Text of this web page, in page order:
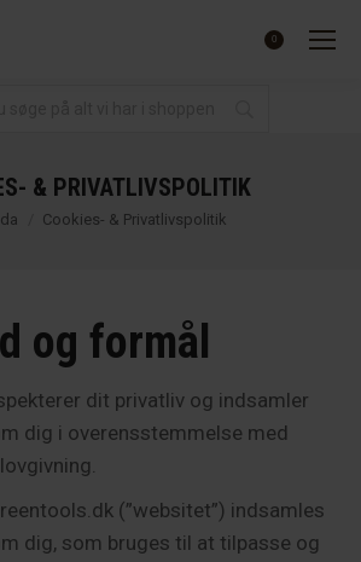
0
& PRIVATLIVSPOLITIK
Cookies- & Privatlivspolitik
og formål
dit privatliv og indsamler
dig i overensstemmelse med
(”websitet”) indsamles
dig, som bruges til at tilpasse og